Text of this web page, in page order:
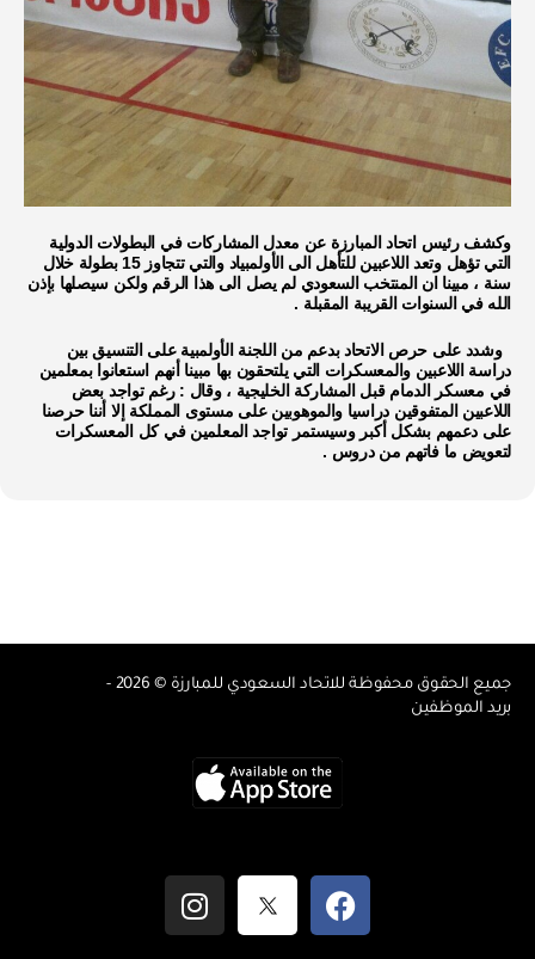
وكشف رئيس اتحاد المبارزة عن معدل المشاركات في البطولات الدولية
التي تؤهل وتعد اللاعبين للتأهل الى الأولمبياد والتي تتجاوز 15 بطولة خلال
سنة ، مبينا ان المنتخب السعودي لم يصل الى هذا الرقم ولكن سيصلها بإذن
الله في السنوات القريبة المقبلة .
وشدد على حرص الاتحاد بدعم من اللجنة الأولمبية على التنسيق بين
دراسة اللاعبين والمعسكرات التي يلتحقون بها مبينا أنهم استعانوا بمعلمين
في معسكر الدمام قبل المشاركة الخليجية ، وقال : رغم تواجد بعض
اللاعبين المتفوقين دراسيا والموهوبين على مستوى المملكة إلا أننا حرصنا
على دعمهم بشكل أكبر وسيستمر تواجد المعلمين في كل المعسكرات
لتعويض ما فاتهم من دروس .
جميع الحقوق محفوظة للاتحاد السعودي للمبارزة © 2026 -
بريد الموظفين